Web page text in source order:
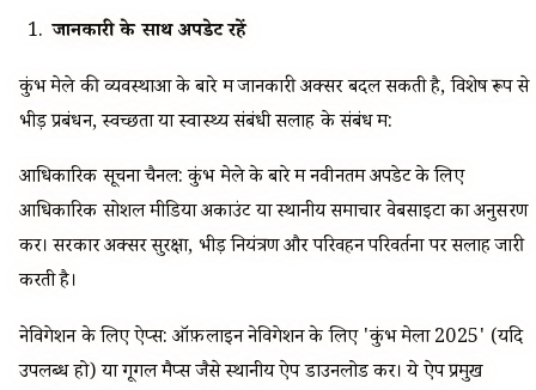
जानकारी के साथ अपडेट रहें
कुंभ मेले की व्यवस्थाओं के बारे में जानकारी अक्सर बदल सकती है, विशेष रूप से
भीड़ प्रबंधन, स्वच्छता या स्वास्थ्य संबंधी सलाह के संबंध में:
आधिकारिक सूचना चैनल: कुंभ मेले के बारे में नवीनतम अपडेट के लिए
आधिकारिक सोशल मीडिया अकाउंट या स्थानीय समाचार वेबसाइटों का अनुसरण
करें। सरकार अक्सर सुरक्षा, भीड़ नियंत्रण और परिवहन परिवर्तनों पर सलाह जारी
करती है।
नेविगेशन के लिए ऐप्स: ऑफ़लाइन नेविगेशन के लिए 'कुंभ मेला 2025' (यदि
उपलब्ध हो) या गूगल मैप्स जैसे स्थानीय ऐप डाउनलोड करें। ये ऐप प्रमुख